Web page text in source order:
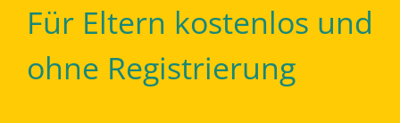
Für Eltern kostenlos und
ohne Registrierung